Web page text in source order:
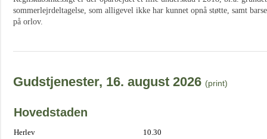
sommerlejrdeltagelse, som alligevel ikke har kunnet opnå støtte, samt
på orlov.
Gudstjenester, 16. august 2026 (print)
Hovedstaden
Herlev
10.30